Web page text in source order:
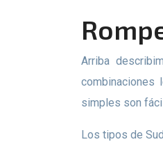
Arriba describimos un ejemplo de un rompecabezas clásico tipo Sudoku. Sin embargo, los Sudoku tienen muchas variaciones, cada una con sus
combinaciones
simples son
Los tipos de